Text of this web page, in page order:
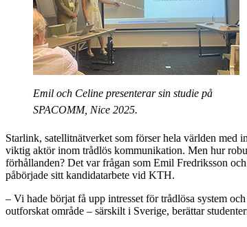
Emil och Celine presenterar sin studie på
SPACOMM, Nice 2025.
Starlink, satellitnätverket som förser hela världen med
viktig aktör inom trådlös kommunikation. Men hur
förhållanden? Det var frågan som Emil Fredriksson
påbörjade sitt kandidatarbete vid KTH.
– Vi hade börjat få upp intresset för trådlösa system
outforskat område – särskilt i Sverige, berättar